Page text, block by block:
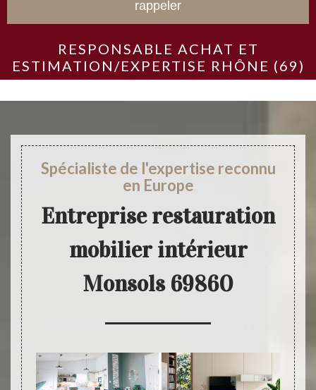
RESPONSABLE ACHAT ET
ESTIMATION/EXPERTISE RHÔNE (69)
Spécialiste de l'expertise reconnu
en Europe
Entreprise restauration
mobilier intérieur
Monsols 69860